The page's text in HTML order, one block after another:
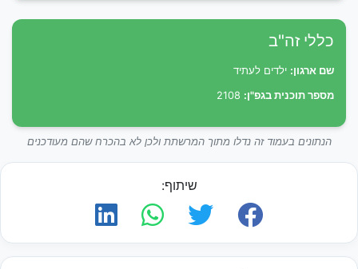
כללי זה"ב
שם ארגון: ילדים לעתיד
מספר תוכנית בגפ"ן:
הנתונים בעמוד זה נדלו מתוך המרשתת ולכן לא בהכרח שהם מעודכנים
שיתוף: